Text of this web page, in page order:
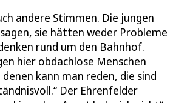
andere Stimmen. Die jungen
sie hätten weder Probleme
rund um den Bahnhof.
hier obdachlose Menschen
kann man reden, die sind
Der Ehrenfelder